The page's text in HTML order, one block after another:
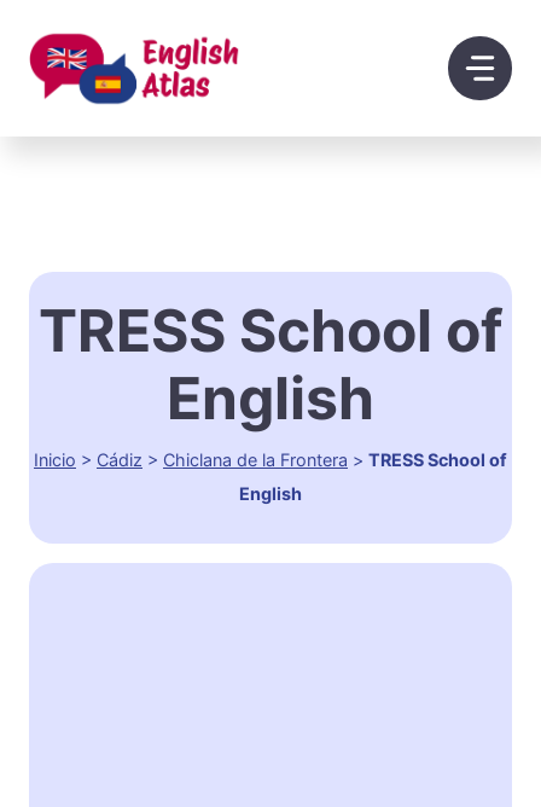
contenido
TRESS School of
English
Inicio > Cádiz > Chiclana de la Frontera > TRESS School of
English